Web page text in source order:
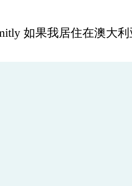
如果我居住在澳大